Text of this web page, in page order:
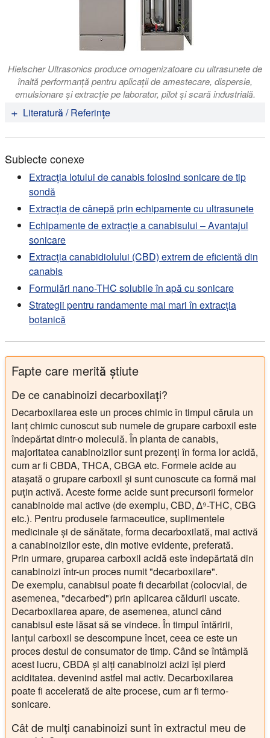
Hielscher Ultrasonics produce omogenizatoare cu ultrasunete de
înaltă performanță pentru aplicații de amestecare, dispersie,
emulsionare și extracție pe laborator, pilot și scară industrială.
Literatură / Referințe
Parcher, Mahmoud A. ElSohly, Ikhlas A. Khan (2016):
Decarboxylation Study of Acidic Cannabinoids: A
Novel Approach Using Ultra-High-Performance
Supercritical Fluid Chromatography/Photodiode Array-
Mass Spectrometry
. Cannabis and Cannabinoid
Research 2016; 1(1): 262–271.
Subiecte conexe
Extracția lotului de canabis folosind sonicare de tip
sondă
Extracția de cânepă prin echipamente cu ultrasunete
Echipamente de extracție a canabisului – Avantajul
sonicare
Extracția canabidiolului (CBD) extrem de eficientă din
canabis
Formulări nano-THC solubile în apă cu sonicare
Strategii pentru randamente mai mari în extracția
botanică
Fapte care merită știute
De ce canabinoizi decarboxilați?
Decarboxilarea este un proces chimic în timpul căruia un
lanț chimic cunoscut sub numele de grupare carboxil este
îndepărtat dintr-o moleculă. În planta de canabis,
majoritatea canabinoizilor sunt prezenți în forma lor acidă,
cum ar fi CBDA, THCA, CBGA etc. Formele acide au
atașată o grupare carboxil și sunt cunoscute ca formă mai
puțin activă. Aceste forme acide sunt precursorii formelor
canabinoide mai active (de exemplu, CBD, ∆⁹-THC, CBG
etc.). Pentru produsele farmaceutice, suplimentele
medicinale și de sănătate, forma decarboxilată, mai activă
a canabinoizilor este, din motive evidente, preferată.
Prin urmare, gruparea carboxil acidă este îndepărtată din
canabinoizi într-un proces numit "decarboxilare".
De exemplu, canabisul poate fi decarbilat (colocvial, de
asemenea, "decarbed") prin aplicarea căldurii uscate.
Decarboxilarea apare, de asemenea, atunci când
canabisul este lăsat să se vindece. În timpul întăririi,
lanțul carboxil se descompune încet, ceea ce este un
proces destul de consumator de timp. Când se întâmplă
acest lucru, CBDA și alți canabinoizi acizi își pierd
aciditatea. devenind astfel mai activ. Decarboxilarea
poate fi accelerată de alte procese, cum ar fi termo-
sonicare.
Cât de mulți canabinoizi sunt în extractul meu de